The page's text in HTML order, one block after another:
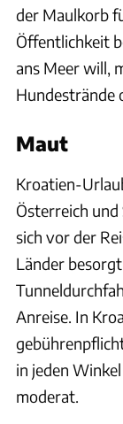
der Maulkorb
Öffentlichkeit
ans Meer will,
Hundestrände
Maut
Kroatien-
Österreich und
sich vor der
Länder
Anreise. In
in jeden
moderat.